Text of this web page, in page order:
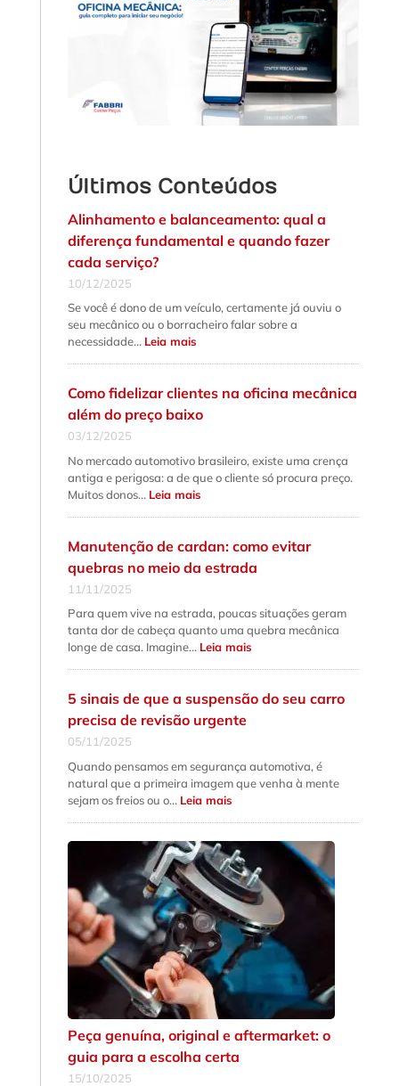
Últimos Conteúdos
Alinhamento e balanceamento: qual a
diferença fundamental e quando fazer
cada serviço?
10/12/2025
Se você é dono de um veículo, certamente já ouviu o
seu mecânico ou o borracheiro falar sobre a
necessidade… Leia mais:
Alinhamento
e
a
fundamental
fazer
cada
serviço?
Como fidelizar clientes na oficina mecânica
além do preço baixo
03/12/2025
No mercado automotivo brasileiro, existe uma crença
antiga e perigosa: a de que o cliente só procura preço.
Muitos donos… Leia mais:
Como
fidelizar
oficina
mecânica
além
baixo
Manutenção de cardan: como evitar
quebras no meio da estrada
11/11/2025
Para quem vive na estrada, poucas situações geram
tanta dor de cabeça quanto uma quebra mecânica
longe de casa. Imagine… Leia mais:
Manutenção
de
como
evitar
estrada
5 sinais de que a suspensão do seu carro
precisa de revisão urgente
05/11/2025
Quando pensamos em segurança automotiva, é
natural que a primeira imagem que venha à mente
sejam os freios ou o… Leia mais:
5
sinais
que
a
suspensão
do
seu
carro
precisa
de
revisão
urgente
Peça genuína, original e aftermarket: o
guia para a escolha certa
15/10/2025